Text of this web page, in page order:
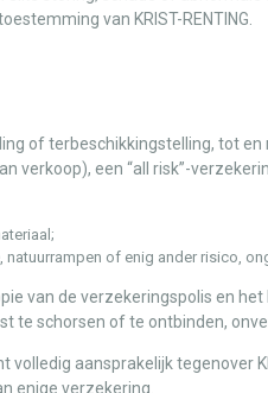
van KRIST-RENTING.
of terbeschikkingstelling, tot
verkoop), een “all risk”-
of enig ander risico,
van de verzekeringspolis en
schorsen of te ontbinden,
aansprakelijk tegenover
enige verzekering.